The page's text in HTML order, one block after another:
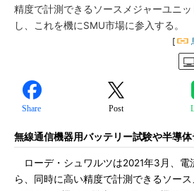
精度で計測できるソースメジャーユニ
し、これを機にSMU市場に参入する。
[
Share Post
無線通信機器用バッテリー試験や半導
ローデ・シュワルツは2021年3月、電
ら、同時に高い精度で計測できるソー